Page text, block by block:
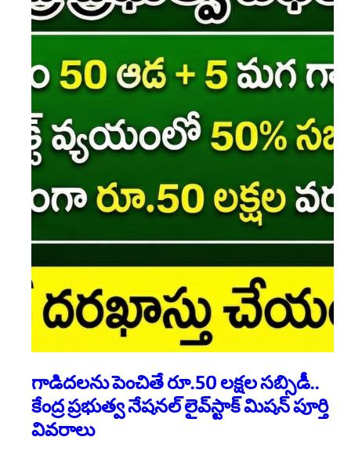
గాడిదలను పెంచితే రూ.50 లక్షల సబ్సిడీ..
కేంద్ర ప్రభుత్వ నేషనల్ లైవ్‌స్టాక్ మిషన్ పూర్తి
వివరాలు